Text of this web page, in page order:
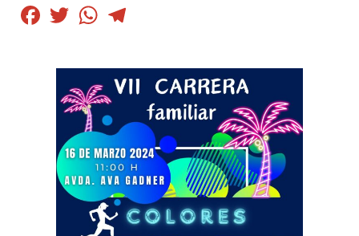
FacebookTwitterWhatsApp